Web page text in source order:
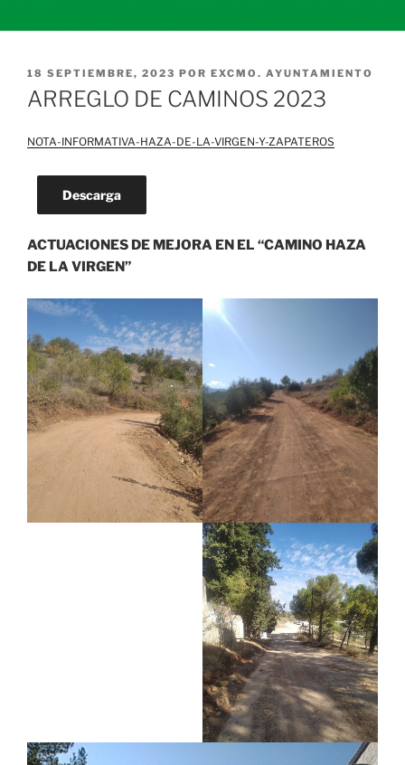
PUBLICADO
EL
18 SEPTIEMBRE, 2023 POR EXCMO. AYUNTAMIENTO
ARREGLO DE CAMINOS 2023
NOTA-INFORMATIVA-HAZA-DE-LA-VIRGEN-Y-ZAPATEROS
Descarga
ACTUACIONES DE MEJORA EN EL “CAMINO HAZA
DE LA VIRGEN”